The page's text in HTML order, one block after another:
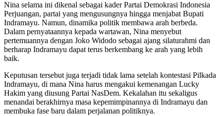
Nina selama ini dikenal sebagai kader Partai Demokrasi Indonesia
Perjuangan, partai yang mengusungnya hingga menjabat Bupati
Indramayu. Namun, dinamika politik membawa arah berbeda.
Dalam pernyataannya kepada wartawan, Nina menyebut
pertemuannya dengan Joko Widodo sebagai ajang silaturahmi dan
berharap Indramayu dapat terus berkembang ke arah yang lebih
baik.
Keputusan tersebut juga terjadi tidak lama setelah kontestasi Pilkada
Indramayu, di mana Nina harus mengakui kemenangan Lucky
Hakim yang diusung Partai NasDem. Kekalahan itu sekaligus
menandai berakhirnya masa kepemimpinannya di Indramayu dan
membuka fase baru dalam perjalanan politiknya.